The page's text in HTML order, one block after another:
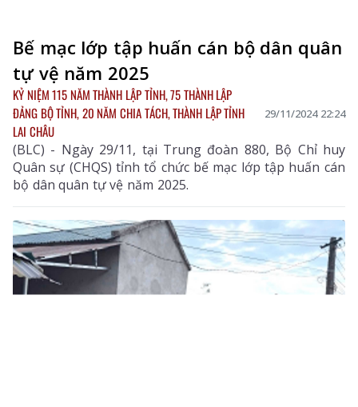
Bế mạc lớp tập huấn cán bộ dân quân
tự vệ năm 2025
KỶ NIỆM 115 NĂM THÀNH LẬP TỈNH, 75 THÀNH LẬP
ĐẢNG BỘ TỈNH, 20 NĂM CHIA TÁCH, THÀNH LẬP TỈNH
LAI CHÂU
29/11/2024 22:24
(BLC) - Ngày 29/11, tại Trung đoàn 880, Bộ Chỉ huy
Quân sự (CHQS) tỉnh tổ chức bế mạc lớp tập huấn cán
bộ dân quân tự vệ năm 2025.